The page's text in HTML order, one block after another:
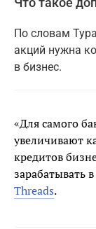
По словам
акций нужна
в бизнес.
«Для самого
увеличивают
кредитов
зарабатывать
Threads.